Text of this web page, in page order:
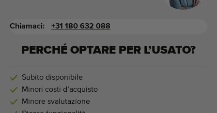
Chiamaci: +31 180 632 088
PERCHÉ OPTARE PER L’USATO?
Subito disponibile
Minori costi d’acquisto
Minore svalutazione